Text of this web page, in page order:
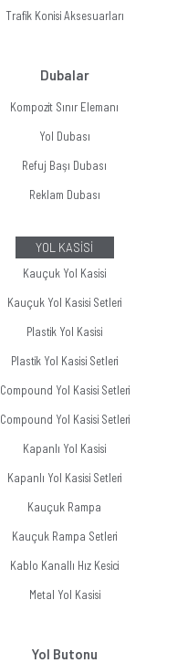
Trafik Konisi Aksesuarları
Dubalar
Kompozit Sınır Elemanı
Yol Dubası
Refuj Başı Dubası
Reklam Dubası
YOL KASİSİ
Kauçuk Yol Kasisi
Kauçuk Yol Kasisi Setleri
Plastik Yol Kasisi
Plastik Yol Kasisi Setleri
Compound Yol Kasisi Setleri
Compound Yol Kasisi Setleri
Kapanlı Yol Kasisi
Kapanlı Yol Kasisi Setleri
Kauçuk Rampa
Kauçuk Rampa Setleri
Kablo Kanallı Hız Kesici
Metal Yol Kasisi
Yol Butonu